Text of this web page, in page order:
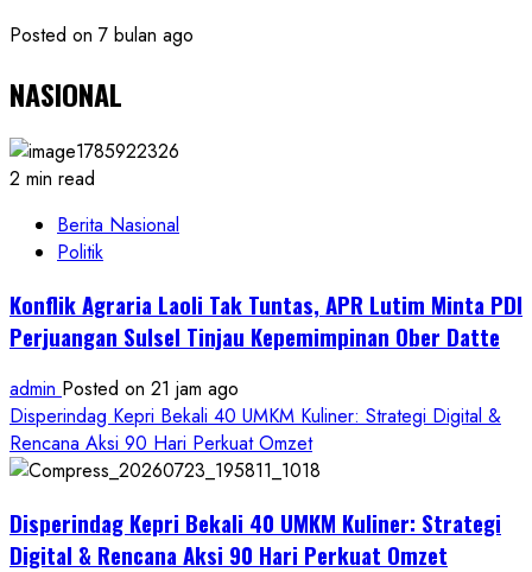
Posted on 7 bulan ago
NASIONAL
2 min read
Berita Nasional
Politik
Konflik Agraria Laoli Tak Tuntas, APR Lutim Minta PDI
Perjuangan Sulsel Tinjau Kepemimpinan Ober Datte
admin Posted on 21 jam ago
Disperindag Kepri Bekali 40 UMKM Kuliner: Strategi Digital &
Rencana Aksi 90 Hari Perkuat Omzet
Disperindag Kepri Bekali 40 UMKM Kuliner: Strategi
Digital & Rencana Aksi 90 Hari Perkuat Omzet